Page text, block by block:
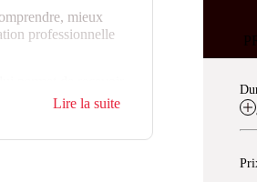
mieux
professionnelle
Lire la suite